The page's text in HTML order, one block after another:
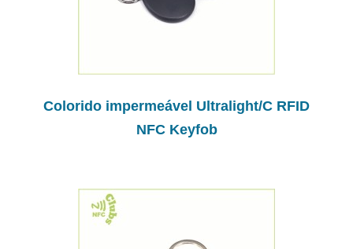
Colorido impermeável Ultralight/C RFID
NFC Keyfob